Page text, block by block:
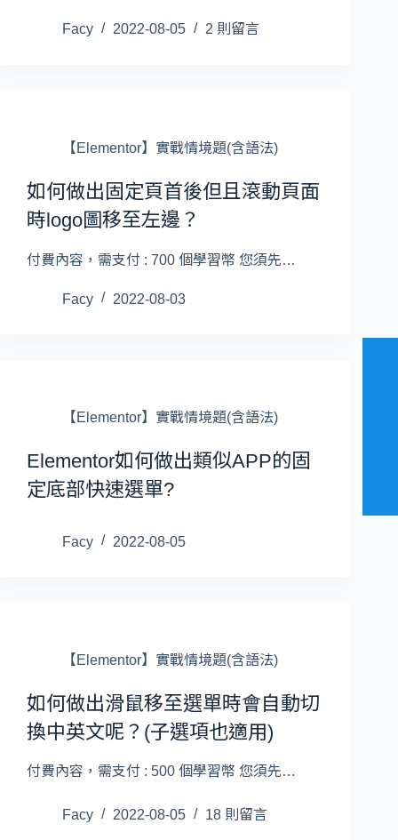
Facy 2022-08-05 2 則留言
【Elementor】實戰情境題(含語法)
如何做出固定頁首後但且滾動頁面
時logo圖移至左邊？
付費內容，需支付 : 700 個學習幣 您須先…
Facy 2022-08-03
【Elementor】實戰情境題(含語法)
Elementor如何做出類似APP的固
定底部快速選單?
Facy 2022-08-05
【Elementor】實戰情境題(含語法)
如何做出滑鼠移至選單時會自動切
換中英文呢？(子選項也適用)
付費內容，需支付 : 500 個學習幣 您須先…
Facy 2022-08-05 18 則留言